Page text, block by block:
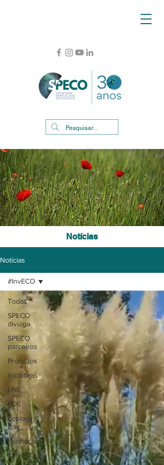
Notícias
Notícias
Todas
SPECO
divulga
SPECO
parceiros
Projectos
Iniciativas
ENE
PDE
Ecology
Day
Formação
#InvECO
#InvECO